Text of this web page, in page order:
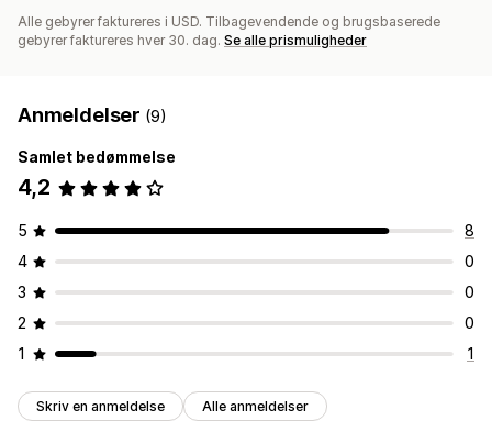
Alle gebyrer faktureres i USD. Tilbagevendende og brugsbaserede
gebyrer faktureres hver 30. dag. Se alle prismuligheder
Anmeldelser (9)
Samlet bedømmelse
4,2
5
8
4
0
3
0
2
0
1
1
Skriv en anmeldelse Alle anmeldelser